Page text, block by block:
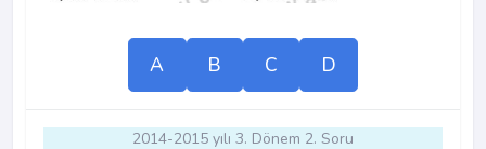
A B C D
2014-2015 yılı 3. Dönem 2. Soru